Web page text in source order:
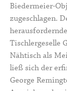
Biedermeier-
zugeschlagen.
Tischlergeselle
Nähtisch als
ließ sich der
George